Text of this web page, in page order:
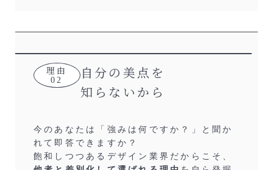
理由
02
自分の美点を
知らないから
今のあなたは「強みは何ですか？」と聞か
れて即答できますか？
飽和しつつあるデザイン業界だからこそ、